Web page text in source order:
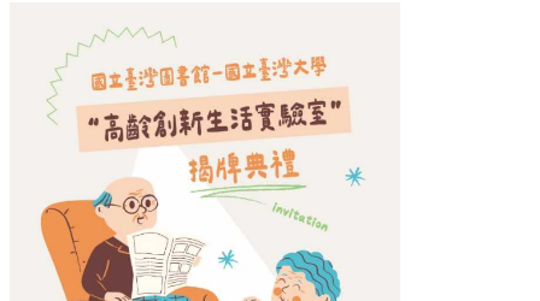
Activity
Publications
Databases
Official
Partners